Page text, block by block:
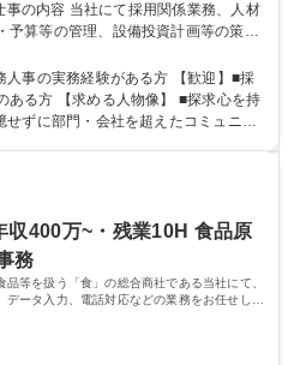
予算等の管理、設備投資計画等の策
経営の根幹となる幅広い総務人事業
経営計画および予算等の管理 ■設備
運営 ■その他総務人事業務全般 【入
ループ/年休124日
事の実務経験がある方 【歓迎】■採
■探求心を持
ずに部門・会社を超えたコミュニケ
って能動的に業務を推進できる方 学
専修学校 高校 語学力： 資格：
収400万~・残業10H 食品原
務
等を扱う「食」の総合商社である当社にて、
ータ入力、電話対応などの業務をお任せしま